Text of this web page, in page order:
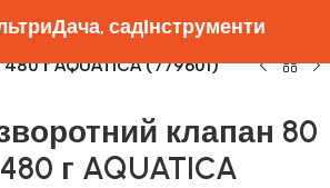
Дача, садІнструменти
480 г AQUATICA (779601)
клапан 80
г AQUATICA